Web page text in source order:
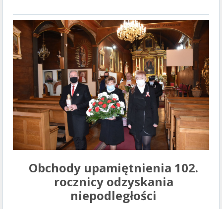
Obchody upamiętnienia 102.
rocznicy odzyskania
niepodległości